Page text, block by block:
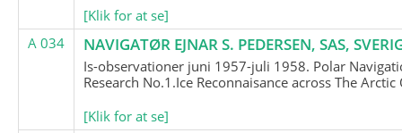
[Klik for at se]
A 034
NAVIGATØR EJNAR S. PEDERSEN, SAS,
Is-observationer juni 1957-juli 1958. Polar
Research No.1.Ice Reconnaisance across The Arctic
[Klik for at se]